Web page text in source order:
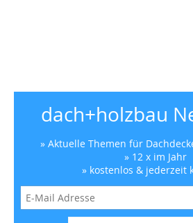
dach+holzbau
» Aktuelle Themen für
» 12 x im Jahr
» kostenlos & jederzeit